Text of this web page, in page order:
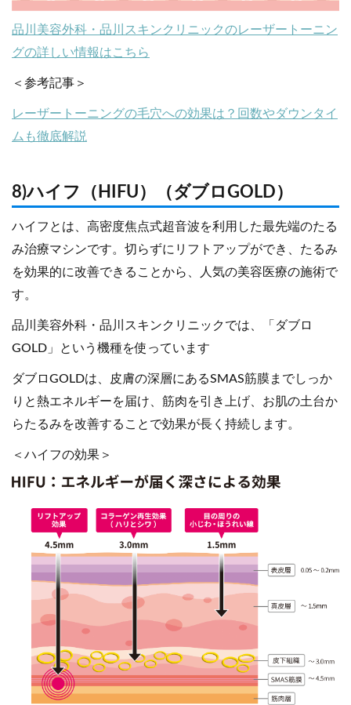
品川美容外科・品川スキンクリニックのレーザートーニン
グの詳しい情報はこちら
＜参考記事＞
レーザートーニングの毛穴への効果は？回数やダウンタイ
ムも徹底解説
8)ハイフ（HIFU）（ダブロGOLD）
ハイフとは、高密度焦点式超音波を利用した最先端のたる
み治療マシンです。切らずにリフトアップができ、たるみ
を効果的に改善できることから、人気の美容医療の施術で
す。
品川美容外科・品川スキンクリニックでは、「ダブロ
GOLD」という機種を使っています
ダブロGOLDは、皮膚の深層にあるSMAS筋膜までしっか
りと熱エネルギーを届け、筋肉を引き上げ、お肌の土台か
らたるみを改善することで効果が長く持続します。
＜ハイフの効果＞